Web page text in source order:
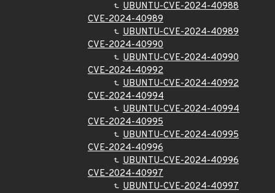
UBUNTU-CVE-2024-40988
CVE-2024-40989
UBUNTU-CVE-2024-40989
CVE-2024-40990
UBUNTU-CVE-2024-40990
CVE-2024-40992
UBUNTU-CVE-2024-40992
CVE-2024-40994
UBUNTU-CVE-2024-40994
CVE-2024-40995
UBUNTU-CVE-2024-40995
CVE-2024-40996
UBUNTU-CVE-2024-40996
CVE-2024-40997
UBUNTU-CVE-2024-40997